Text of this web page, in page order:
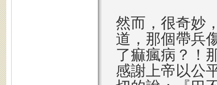
然而，很奇妙
道，那個帶兵
了痲瘋病？！
感謝上帝以公